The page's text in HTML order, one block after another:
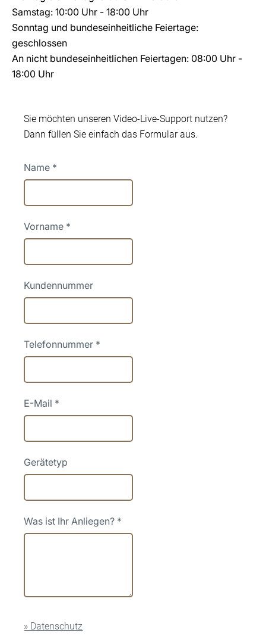
Samstag: 10:00 Uhr - 18:00 Uhr
Sonntag und bundeseinheitliche Feiertage:
geschlossen
An nicht bundeseinheitlichen Feiertagen: 08:00 Uhr -
18:00 Uhr